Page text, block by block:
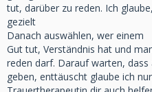
tut, darüber zu reden. Ich
gezielt
Danach auswählen, wer einem
Gut tut, Verständnis hat und
reden darf. Darauf warten,
geben, enttäuscht glaube ich